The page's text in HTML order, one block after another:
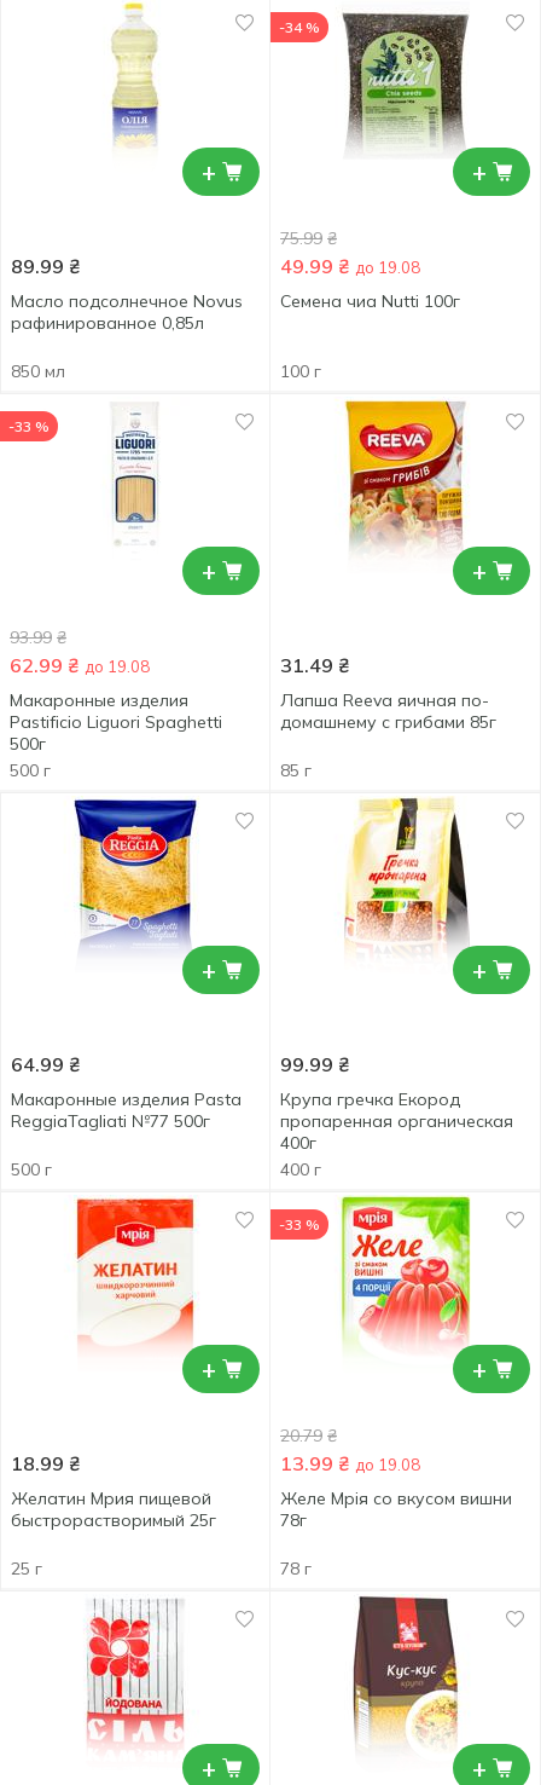
+
89.99 ₴
Масло подсолнечное Novus
рафинированное 0,85л
850 мл
+
-34 %
75.99 ₴
49.99 ₴ до 19.08
Семена чиа Nutti 100г
100 г
+
-33 %
93.99 ₴
62.99 ₴ до 19.08
Макаронные изделия
Pastificio Liguori Spaghetti
500г
500 г
+
31.49 ₴
Лапша Reeva яичная по-
домашнему с грибами 85г
85 г
+
64.99 ₴
Макаронные изделия Pasta
ReggiaTagliati №77 500г
500 г
+
99.99 ₴
Крупа гречка Екород
пропаренная органическая
400г
400 г
+
18.99 ₴
Желатин Мрия пищевой
быстрорастворимый 25г
25 г
+
-33 %
20.79 ₴
13.99 ₴ до 19.08
Желе Мрія со вкусом вишни
78г
78 г
+ +